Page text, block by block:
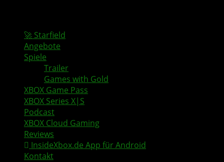
🚀 Starfield
Angebote
Spiele
Trailer
Games with Gold
XBOX Game Pass
XBOX Series X|S
Podcast
XBOX Cloud Gaming
Reviews
InsideXbox.de App für Android
Kontakt